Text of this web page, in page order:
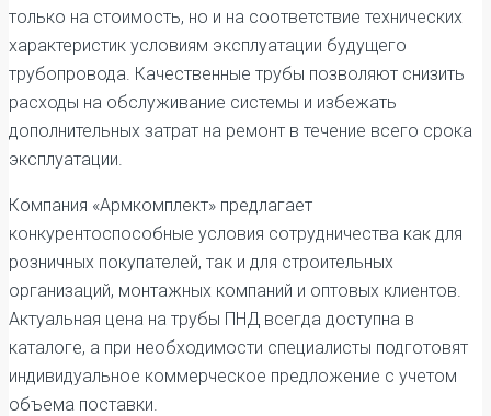
только на стоимость, но и на соответствие технических
характеристик условиям эксплуатации будущего
трубопровода. Качественные трубы позволяют снизить
расходы на обслуживание системы и избежать
дополнительных затрат на ремонт в течение всего срока
эксплуатации.
Компания «Армкомплект» предлагает
конкурентоспособные условия сотрудничества как для
розничных покупателей, так и для строительных
организаций, монтажных компаний и оптовых клиентов.
Актуальная цена на трубы ПНД всегда доступна в
каталоге, а при необходимости специалисты подготовят
индивидуальное коммерческое предложение с учетом
объема поставки.